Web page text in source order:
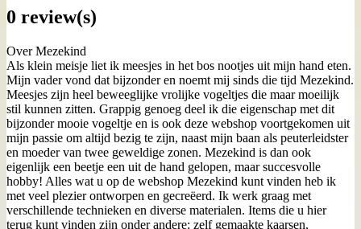
0 review(s)
Over Mezekind
Als klein meisje liet ik meesjes in het bos nootjes uit mijn hand eten.
Mijn vader vond dat bijzonder en noemt mij sinds die tijd Mezekind.
Meesjes zijn heel beweeglijke vrolijke vogeltjes die maar moeilijk
stil kunnen zitten. Grappig genoeg deel ik die eigenschap met dit
bijzonder mooie vogeltje en is ook deze webshop voortgekomen uit
mijn passie om altijd bezig te zijn, naast mijn baan als peuterleidster
en moeder van twee geweldige zonen. Mezekind is dan ook
eigenlijk een beetje een uit de hand gelopen, maar succesvolle
hobby! Alles wat u op de webshop Mezekind kunt vinden heb ik
met veel plezier ontworpen en gecreëerd. Ik werk graag met
verschillende technieken en diverse materialen. Items die u hier
terug kunt vinden zijn onder andere: zelf gemaakte kaarsen,